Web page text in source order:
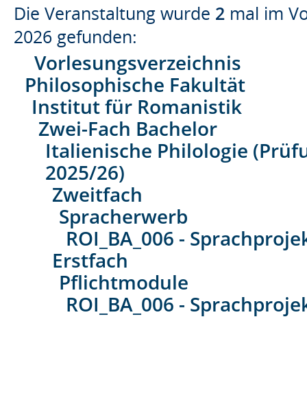
Die Veranstaltung wurde 2 mal im
2026 gefunden:
Vorlesungsverzeichnis
Philosophische Fakultät
Institut für Romanistik
Zwei-Fach Bachelor
Italienische Philologie
2025/26)
Zweitfach
Spracherwerb
ROI_BA_006 -
Erstfach
Pflichtmodule
ROI_BA_006 -